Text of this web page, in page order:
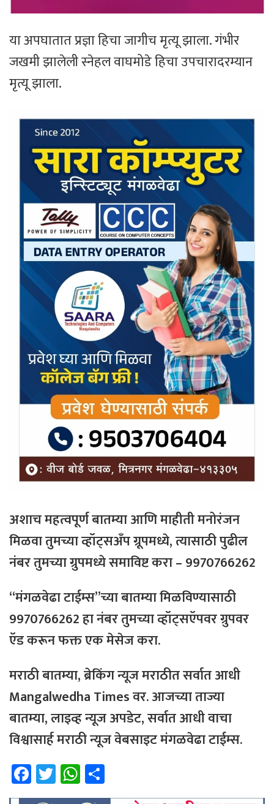
या अपघातात प्रज्ञा हिचा जागीच मृत्यू झाला. गंभीर
जखमी झालेली स्नेहल वाघमोडे हिचा उपचारादरम्यान
मृत्यू झाला.
अशाच महत्वपूर्ण बातम्या आणि माहीती मनोरंजन
मिळवा तुमच्या व्हॉट्सअँप ग्रूपमध्ये, त्यासाठीपुढील
नंबरतुमच्याग्रुपमध्येसमाविष्टकरा – 9970766262
“मंगळवेढा टाईम्स”च्या बातम्या मिळविण्यासाठी
9970766262 हा नंबर तुमच्या व्हॉट्सऍपवर ग्रुपवर
ऍड करून फक्त एक मेसेज करा.
मराठी बातम्या, ब्रेकिंग न्यूज मराठीत सर्वात आधी
Mangalwedha Times वर.आजच्याताज्या
बातम्या,लाइव्हन्यूजअपडेट,सर्वातआधीवाचा
विश्वासार्हमराठीन्यूजवेबसाइटमंगळवेढाटाईम्स.
Fa
ce
T
wi
W
h ar